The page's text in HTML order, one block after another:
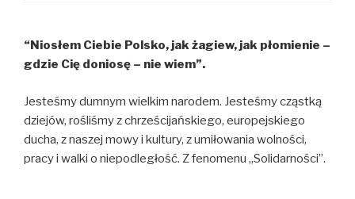
“Niosłem Ciebie Polsko, jak żagiew, jak płomienie –
gdzie Cię doniosę – nie wiem”.
Jesteśmy dumnym wielkim narodem. Jesteśmy cząstką
dziejów, rośliśmy z chrześcijańskiego, europejskiego
ducha, z naszej mowy i kultury, z umiłowania wolności,
pracy i walki o niepodległość. Z fenomenu „Solidarności”.